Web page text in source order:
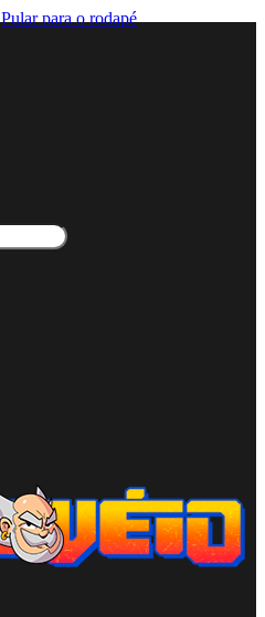
Pular para o rodapé